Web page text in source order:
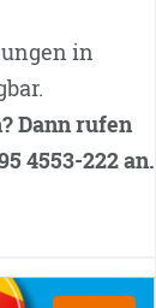
in
Dann rufen
4553-222 an.